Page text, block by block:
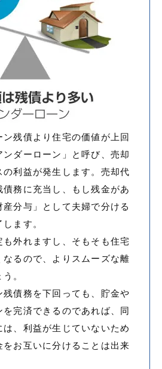
残債より住宅の価値が上回
ダーローン」と呼び、売却
利益が発生します。売却代
務に充当し、もし残金があ
分与」として夫婦で分ける
ます。
も外れますし、そもそも住宅
なるので、よりスムーズな離
。
債務を下回っても、貯金や
完済できるのであれば、同
、利益が生じていないため
お互いに分けることは出来